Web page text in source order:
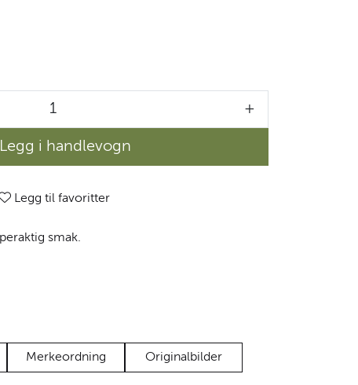
+
Legg i handlevogn
Legg til favoritter
smak.
Merkeordning Originalbilder